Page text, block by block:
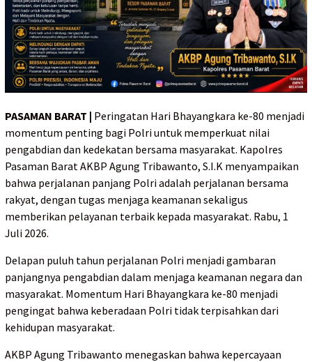
PASAMAN BARAT | Peringatan Hari Bhayangkara ke-80 menjadi
momentum penting bagi Polri untuk memperkuat nilai
pengabdian dan kedekatan bersama masyarakat. Kapolres
Pasaman Barat AKBP Agung Tribawanto, S.I.K menyampaikan
bahwa perjalanan panjang Polri adalah perjalanan bersama
rakyat, dengan tugas menjaga keamanan sekaligus
memberikan pelayanan terbaik kepada masyarakat. Rabu, 1
Juli 2026.
Delapan puluh tahun perjalanan Polri menjadi gambaran
panjangnya pengabdian dalam menjaga keamanan negara dan
masyarakat. Momentum Hari Bhayangkara ke-80 menjadi
pengingat bahwa keberadaan Polri tidak terpisahkan dari
kehidupan masyarakat.
AKBP Agung Tribawanto menegaskan bahwa kepercayaan